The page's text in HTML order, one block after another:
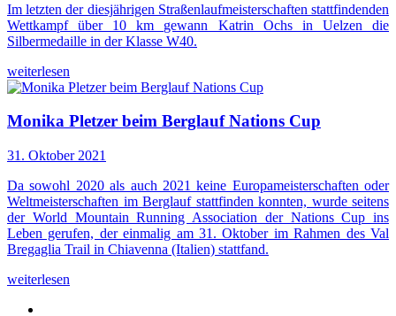
Im letzten der diesjährigen Straßenlaufmeisterschaften stattfindenden
Wettkampf über 10 km gewann Katrin Ochs in Uelzen die
Silbermedaille in der Klasse W40.
weiterlesen
Monika Pletzer beim Berglauf Nations Cup
31. Oktober 2021
Da sowohl 2020 als auch 2021 keine Europameisterschaften oder
Weltmeisterschaften im Berglauf stattfinden konnten, wurde seitens
der World Mountain Running Association der Nations Cup ins
Leben gerufen, der einmalig am 31. Oktober im Rahmen des Val
Bregaglia Trail in Chiavenna (Italien) stattfand.
weiterlesen